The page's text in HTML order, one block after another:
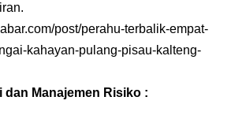
post/perahu-terbalik-empat-
kahayan-pulang-pisau-kalteng-
Manajemen Risiko :